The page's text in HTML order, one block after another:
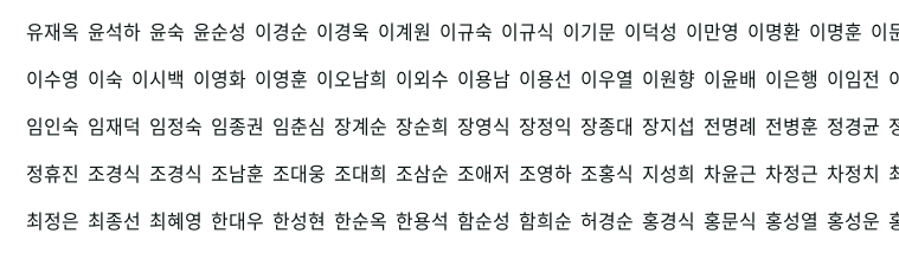
유재옥 윤석하 윤숙 윤순성 이경순 이경욱 이계원 이규숙 이규식 이기문 이덕성 이만영 이명환 이명훈 이
이수영 이숙 이시백 이영화 이영훈 이오남희 이외수 이용남 이용선 이우열 이원향 이윤배 이은행 이임전
임인숙 임재덕 임정숙 임종권 임춘심 장계순 장순희 장영식 장정익 장종대 장지섭 전명례 전병훈 정경균
정휴진 조경식 조경식 조남훈 조대웅 조대희 조삼순 조애저 조영하 조홍식 지성희 차윤근 차정근 차정치
최정은 최종선 최혜영 한대우 한성현 한순옥 한용석 함순성 함희순 허경순 홍경식 홍문식 홍성열 홍성운